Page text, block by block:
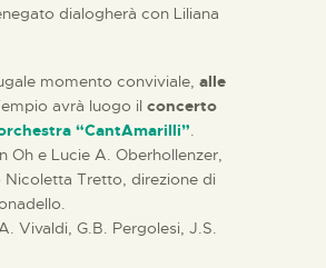
dialogherà con Liliana
momento conviviale, alle
avrà luogo il concerto
“CantAmarilli”
Oh e Lucie A. Oberhollenzer,
Nicoletta Tretto, direzione di
Vivaldi, G.B. Pergolesi, J.S.